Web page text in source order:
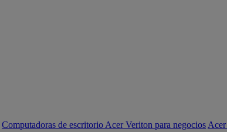
Computadoras de escritorio Acer Veriton para negocios